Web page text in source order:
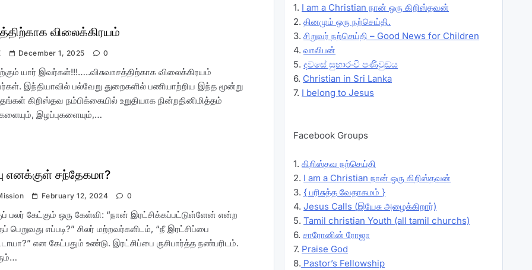
விலைக்கிரயம்
December 1, 2025 0
யார் இவர்கள்!!!…..விசுவாசத்திற்காக விலைக்கிரயம்
இந்தியாவில் பல்வேறு துறைகளில் பணியாற்றிய இந்த மூன்று
கிறிஸ்தவ நம்பிக்கையில் உறுதியாக நின்றதினிமித்தம்
இழப்புகளையும்,…
எனக்குள் சந்தேகமா?
February 12, 2024 0
பலர் கேட்கும் ஒரு கேள்வி: “நான் இரட்சிக்கப்பட்டுள்ளேன் என்ற
பெறுவது எப்படி?” சிலர் மற்றவர்களிடம், “நீ இரட்சிப்பை
என கேட்பதும் உண்டு. இரட்சிப்பை ருசிபார்த்த நண்பரிடம்.
1. I am a Christian நான் ஒரு கிறிஸ்தவன்
2.தினமும் ஒரு நற்செய்தி.
3.சிறுவர் நற்செய்தி – Good News for Children
4.வாலிபன்
5.දවසේ සුභාරංචි පණිවුඩය
6. Christian in Sri Lanka
7. I belong to Jesus
Facebook Groups
1.கிறிஸ்தவ நற்செய்தி
2. I am a Christian நான் ஒரு கிறிஸ்தவன்
3. { பரிசுத்த வேதாகமம் }
4.Jesus Calls (இயேசு அழைக்கிறார்)
5.Tamil christian Youth (all tamil churchs)
6.சாரோனின் ரோஜா
7. Praise God
8. Pastor’s Fellowship